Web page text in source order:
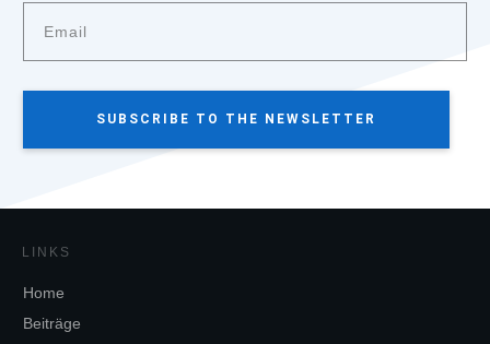
SUBSCRIBE TO THE NEWSLETTER
LINKS
Home
Beiträge